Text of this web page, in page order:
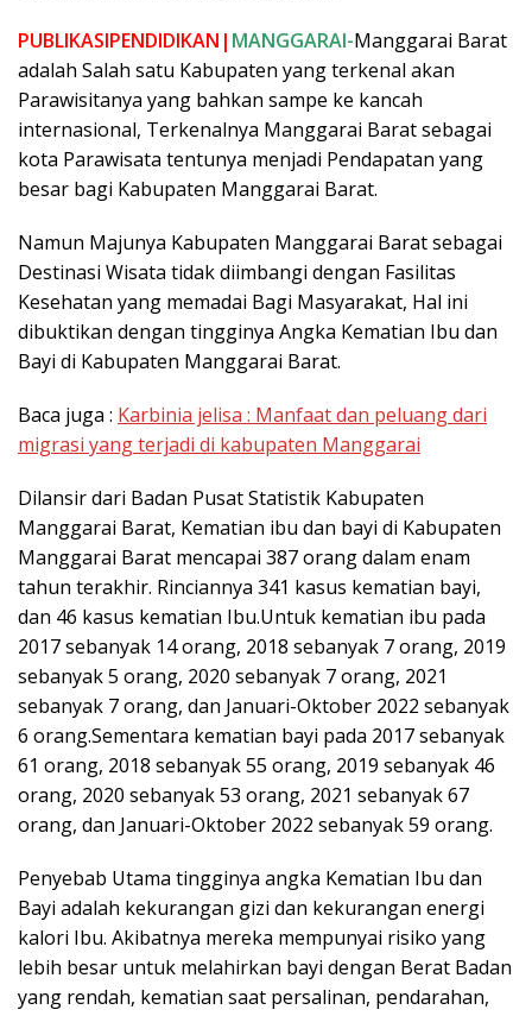
PUBLIKASIPENDIDIKAN| MANGGARAI-Manggarai Barat
adalah Salah satu Kabupaten yang terkenal akan
Parawisitanya yang bahkan sampe ke kancah
internasional, Terkenalnya Manggarai Barat sebagai
kota Parawisata tentunya menjadi Pendapatan yang
besar bagi Kabupaten Manggarai Barat.
Namun Majunya Kabupaten Manggarai Barat sebagai
Destinasi Wisata tidak diimbangi dengan Fasilitas
Kesehatan yang memadai Bagi Masyarakat, Hal ini
dibuktikan dengan tingginya Angka Kematian Ibu dan
Bayi di Kabupaten Manggarai Barat.
Baca juga : Karbinia jelisa : Manfaat dan peluang dari
migrasi yang terjadi di kabupaten Manggarai
Dilansir dari Badan Pusat Statistik Kabupaten
Manggarai Barat, Kematian ibu dan bayi di Kabupaten
Manggarai Barat mencapai 387 orang dalam enam
tahun terakhir. Rinciannya 341 kasus kematian bayi,
dan 46 kasus kematian Ibu.Untuk kematian ibu pada
2017 sebanyak 14 orang, 2018 sebanyak 7 orang, 2019
sebanyak 5 orang, 2020 sebanyak 7 orang, 2021
sebanyak 7 orang, dan Januari-Oktober 2022 sebanyak
6 orang.Sementara kematian bayi pada 2017 sebanyak
61 orang, 2018 sebanyak 55 orang, 2019 sebanyak 46
orang, 2020 sebanyak 53 orang, 2021 sebanyak 67
orang, dan Januari-Oktober 2022 sebanyak 59 orang.
Penyebab Utama tingginya angka Kematian Ibu dan
Bayi adalah kekurangan gizi dan kekurangan energi
kalori Ibu. Akibatnya mereka mempunyai risiko yang
lebih besar untuk melahirkan bayi dengan Berat Badan
yang rendah, kematian saat persalinan, pendarahan,